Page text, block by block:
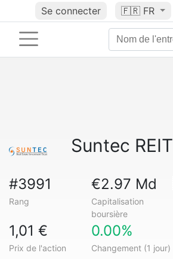
Se connecter 🇫🇷 FR
Suntec REIT
#3991
Rang
€2.97 Md
Capitalisation
boursière
1,01 €
Prix de l'action
0.00%
Changement (1 jour)